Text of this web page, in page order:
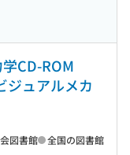
CD-ROM
ジュアルメカ
図書館 全国の図書館